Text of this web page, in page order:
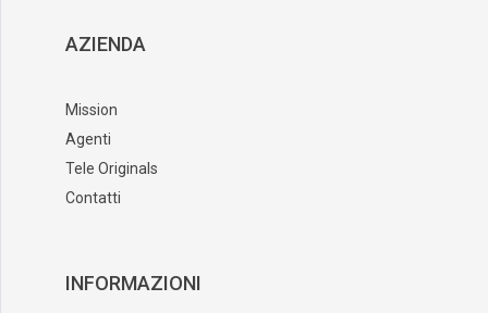
AZIENDA
Mission
Agenti
Tele Originals
Contatti
INFORMAZIONI